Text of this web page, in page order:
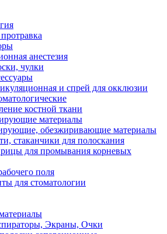
анестезия
чулки
и спрей для окклюзии
костной ткани
материалы
обезжиривающие материалы
стаканчики для полоскания
для промывания корневых
поля
для стоматологии
Экраны, Очки